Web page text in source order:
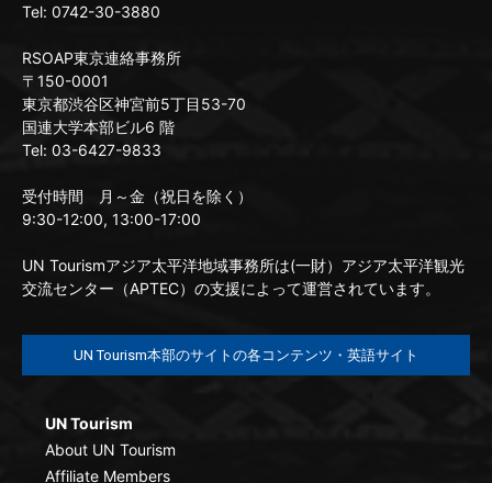
Tel: 0742-30-3880
RSOAP東京連絡事務所
〒150-0001
東京都渋谷区神宮前5丁目53-70
国連大学本部ビル6 階
Tel: 03-6427-9833
受付時間 月～金（祝日を除く）
9:30-12:00, 13:00-17:00
UN Tourismアジア太平洋地域事務所は(一財）アジア太平洋観光
交流センター（APTEC）の支援によって運営されています。
UN Tourism本部のサイトの各コンテンツ・英語サイト
UN Tourism
About UN Tourism
Affiliate Members